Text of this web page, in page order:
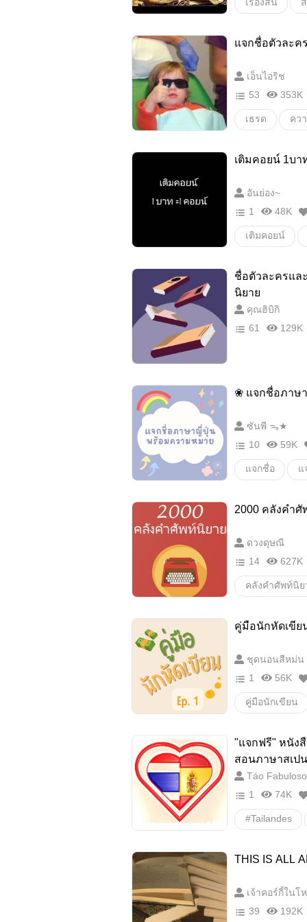
แจกชื่อตัวละค
เอ็นไอริช
53
353K
เธรด คว
เติมคอยน์ 1บา
อันย่อง~
1
48K
เติมคอยน์
ชื่อตัวละครแล
นิยาย
คุณฮิบิกิ
61
129K
❀ แจกชื่อภาษ
ซันพี ᯓ★
10
59K
แจกชื่อ แ
ตั้งชื่อoc
นิยาย ไอ
ชื่อตัวละครญี่
2000 คลังคำศั
ดวงดุษณี
14
627K
คลังคำศัพท์นิย
คู่มือนักหัดเขีย
ชุดนอนสีหม่น
1
56K
คู่มือนักเขียน
"แจกฟรี" หนังสื
สอนภาษาสเป
แชร์ต่อได้)
Táo Fabuloso
1
74K
#Tailandes
#แจกฟรี
THIS IS ALL
เจ้าคอร์กี้ในโ
39
192K